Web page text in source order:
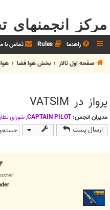
مرکز
راهنما Rules تماس با
صفحه اول تالار
بخش هوا فضا
پرواز در VATSIM
مدیران انجمن: CAPTAIN PILOT
,شوراي
ارسال پست